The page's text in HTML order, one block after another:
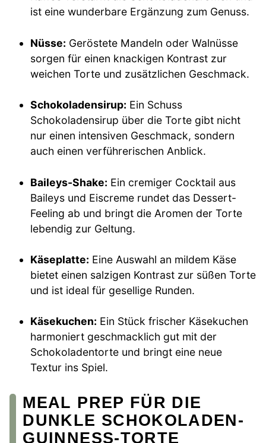
ist eine wunderbare Ergänzung zum Genuss.
Nüsse: Geröstete Mandeln oder Walnüsse
sorgen für einen knackigen Kontrast zur
weichen Torte und zusätzlichen Geschmack.
Schokoladensirup: Ein Schuss
Schokoladensirup über die Torte gibt nicht
nur einen intensiven Geschmack, sondern
auch einen verführerischen Anblick.
Baileys-Shake: Ein cremiger Cocktail aus
Baileys und Eiscreme rundet das Dessert-
Feeling ab und bringt die Aromen der Torte
lebendig zur Geltung.
Käseplatte: Eine Auswahl an mildem Käse
bietet einen salzigen Kontrast zur süßen Torte
und ist ideal für gesellige Runden.
Käsekuchen: Ein Stück frischer Käsekuchen
harmoniert geschmacklich gut mit der
Schokoladentorte und bringt eine neue
Textur ins Spiel.
MEAL PREP FÜR DIE
DUNKLE SCHOKOLADEN-
GUINNESS-TORTE